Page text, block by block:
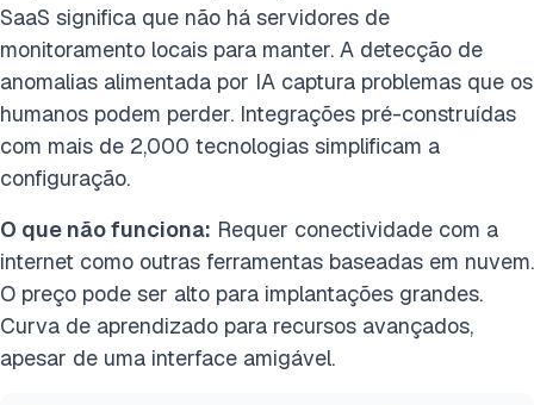
SaaS significa que não há servidores de
monitoramento locais para manter. A detecção de
anomalias alimentada por IA captura problemas que os
humanos podem perder. Integrações pré-construídas
com mais de 2,000 tecnologias simplificam a
configuração.
O que não funciona: Requer conectividade com a
internet como outras ferramentas baseadas em nuvem.
O preço pode ser alto para implantações grandes.
Curva de aprendizado para recursos avançados,
apesar de uma interface amigável.